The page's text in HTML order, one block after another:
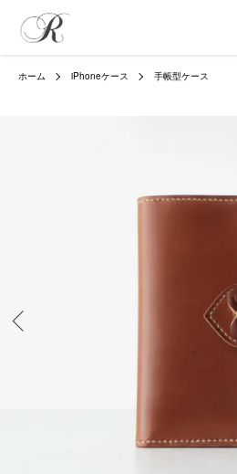
ホーム iPhoneケース 手帳型ケース